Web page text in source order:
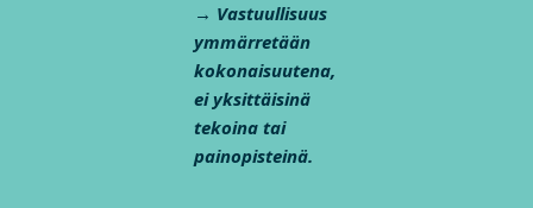
→ Vastuullisuus
ymmärretään
kokonaisuutena,
ei yksittäisinä
tekoina tai
painopisteinä.